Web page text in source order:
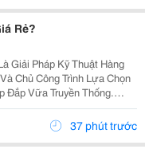
Rẻ?
Giải Pháp Kỹ Thuật Hàng
Chủ Công Trình Lựa Chọn
Đắp Vữa Truyền Thống.
Đại, Hệ Thống Mái Không
Bảo Độ Bền Tuyệt Đối37 phút trước